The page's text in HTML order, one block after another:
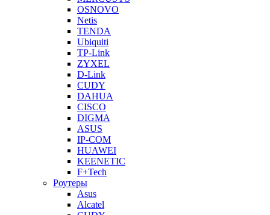
OSNOVO
Netis
TENDA
Ubiquiti
TP-Link
ZYXEL
D-Link
CUDY
DAHUA
CISCO
DIGMA
ASUS
IP-COM
HUAWEI
KEENETIC
F+Tech
Роутеры
Asus
Alcatel